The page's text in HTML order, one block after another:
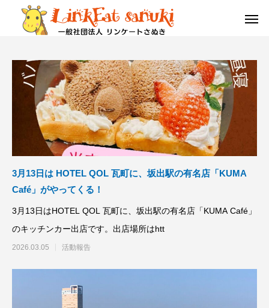
栄養
3月13日は HOTEL QOL 瓦町に、坂出駅の有名店
「KUMA Café」がやってくる！
シアム四国大会開催!!!
3月13日は HOTEL QOL 瓦町に、坂出駅の有名店「KUMA
Café」がやってくる！
3月13日はHOTEL QOL 瓦町に、坂出駅の有名店「KUMA Café」
のキッチンカー出店です。出店場所はhtt
2026.03.05 活動報告